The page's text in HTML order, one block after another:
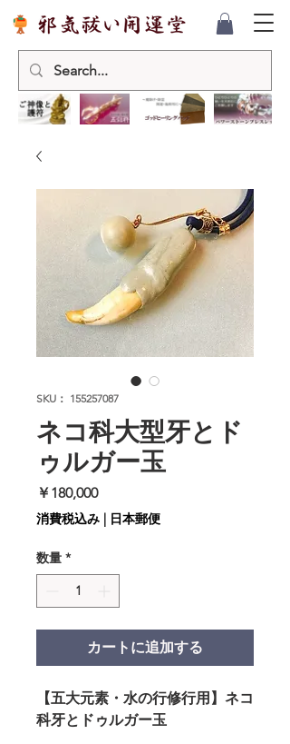
SKU： 155257087
ネコ科大型牙とド
ゥルガー玉
￥180,000価
格
消費税込み | 日本郵便
数量 *
カートに追加する
【五大元素・水の行修行用】ネコ
科牙とドゥルガー玉